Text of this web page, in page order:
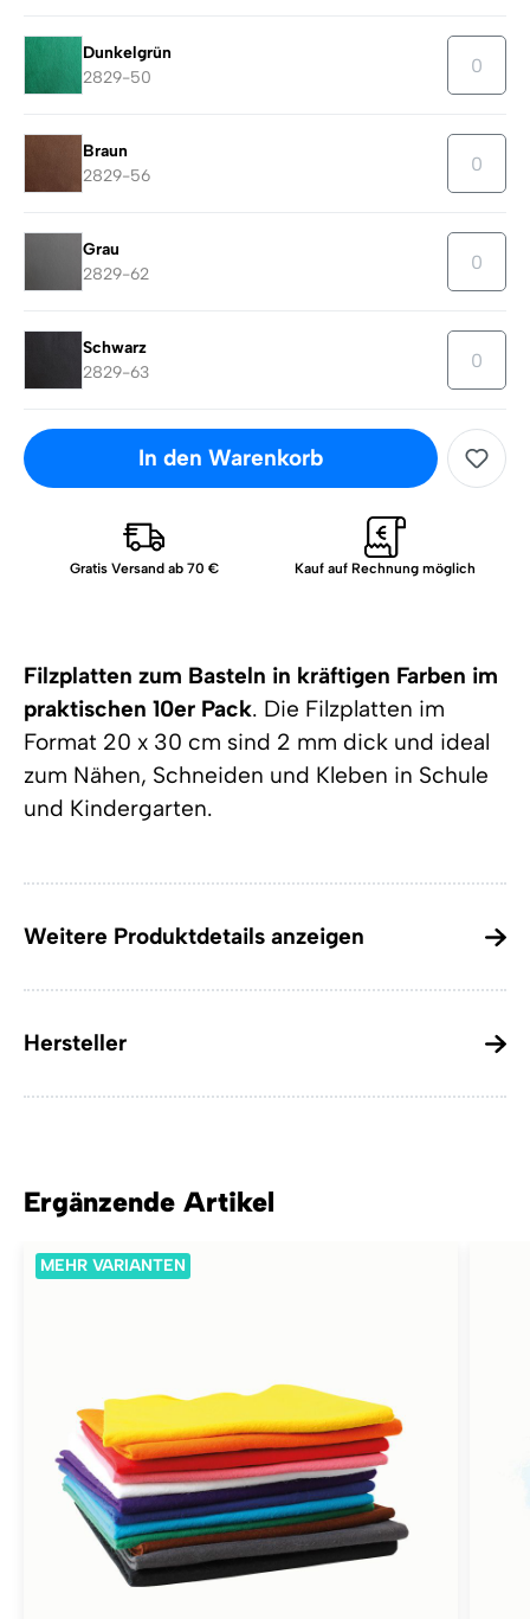
Filzplatten zum Basteln in kräftigen Farben im
praktischen 10er Pack. Die Filzplatten im
Format 20 x 30 cm sind 2 mm dick und ideal
zum Nähen, Schneiden und Kleben in Schule
und Kindergarten.
Weitere Produktdetails anzeigen
Hersteller
Dunkelgrün
2829-50
Braun
2829-56
Grau
2829-62
Schwarz
2829-63
In den Warenkorb
Gratis Versand ab 70 € Kauf auf Rechnung möglich
Ergänzende Artikel
MEHR VARIANTEN